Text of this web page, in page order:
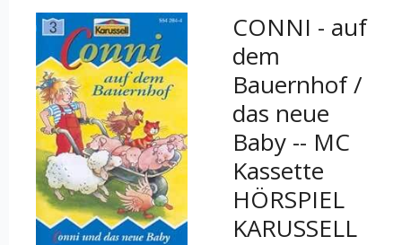
CONNI - auf
dem
Bauernhof /
das neue
Baby -- MC
Kassette
HÖRSPIEL
KARUSSELL